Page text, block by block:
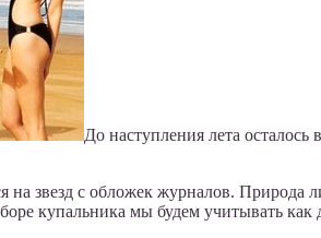
До наступления лета
на звезд с обложек журналов.
купальника мы будем учитывать как